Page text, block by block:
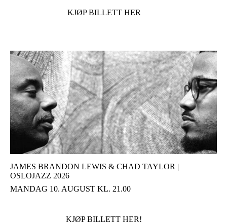
KJØP BILLETT HER
JAMES BRANDON LEWIS & CHAD TAYLOR |
OSLOJAZZ 2026
MANDAG 10. AUGUST KL. 21.00
KJØP BILLETT HER!